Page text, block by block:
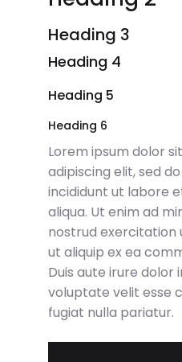
Heading 3
Heading 4
Heading 5
Heading 6
Lorem ipsum dolor
adipiscing elit, sed
incididunt ut labore
aliqua. Ut enim ad
nostrud exercitation
ut aliquip ex ea
Duis aute irure dolor
voluptate velit esse
fugiat nulla pariatur.